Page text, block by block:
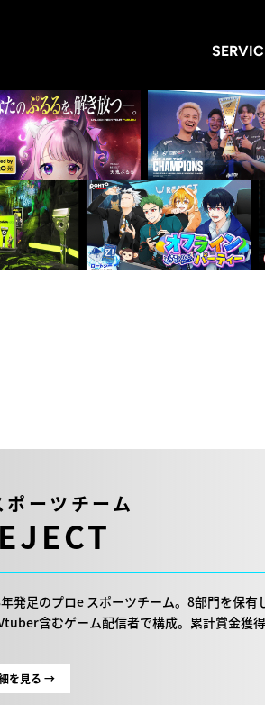
ポーツチーム
発足のプロe スポーツチーム。8部門を保有
含むゲーム配信者で構成。累計賞金獲得
を見る →